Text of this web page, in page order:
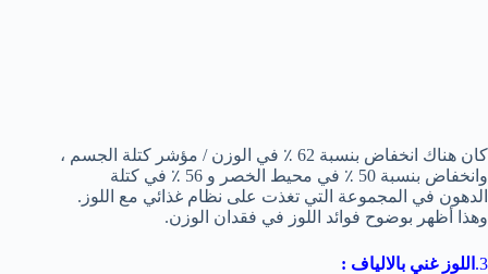
كان هناك انخفاض بنسبة 62 ٪ في الوزن / مؤشر كتلة الجسم ،
وانخفاض بنسبة 50 ٪ في محيط الخصر و 56 ٪ في كتلة
الدهون في المجموعة التي تغذت على نظام غذائي مع اللوز.
وهذا أظهر بوضوح فوائد اللوز في فقدان الوزن.
3. اللوز غني بالالياف :